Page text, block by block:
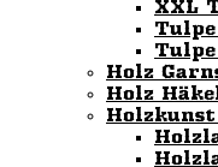
XXL
Holz
Holz